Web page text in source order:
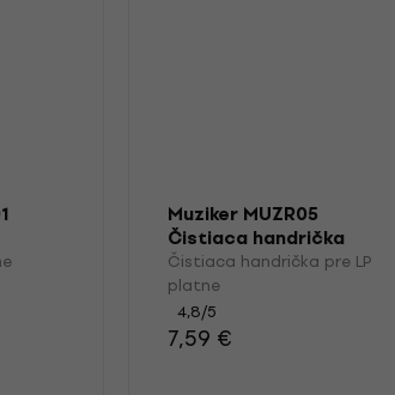
Muziker MUZR05
Čistiaca handrička
pre LP platne
Čistiaca handrička pre LP
platne
4,8/5
7,59 €